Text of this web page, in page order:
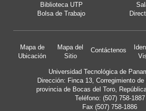
Biblioteca UTP
Bolsa de Trabajo
Mapa de
Ubicación
Mapa del
Sitio
Contáctenos
Universidad Tecnológica de
Dirección: Finca 13, Corregimiento
provincia de Bocas del Toro,
Teléfono: (507) 758-1887
Fax (507) 758-1886